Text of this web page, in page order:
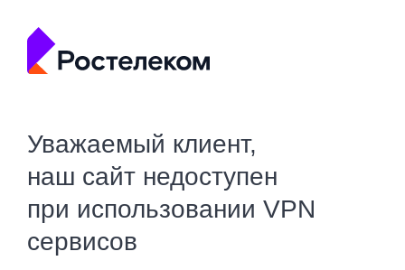
Уважаемый клиент,
наш сайт недоступен
при использовании VPN
сервисов